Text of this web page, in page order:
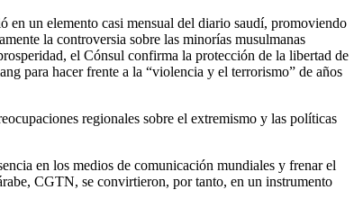
un elemento casi mensual del diario saudí, promoviendo
la controversia sobre las minorías musulmanas
el Cónsul confirma la protección de la libertad de
para hacer frente a la “violencia y el terrorismo” de años
regionales sobre el extremismo y las políticas
en los medios de comunicación mundiales y frenar el
CGTN, se convirtieron, por tanto, en un instrumento